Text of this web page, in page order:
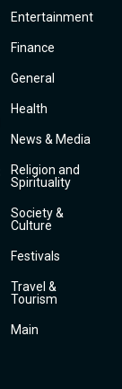
Entertainment
Finance
General
Health
News & Media
Religion and
Spirituality
Society &
Culture
Festivals
Travel &
Tourism
Main